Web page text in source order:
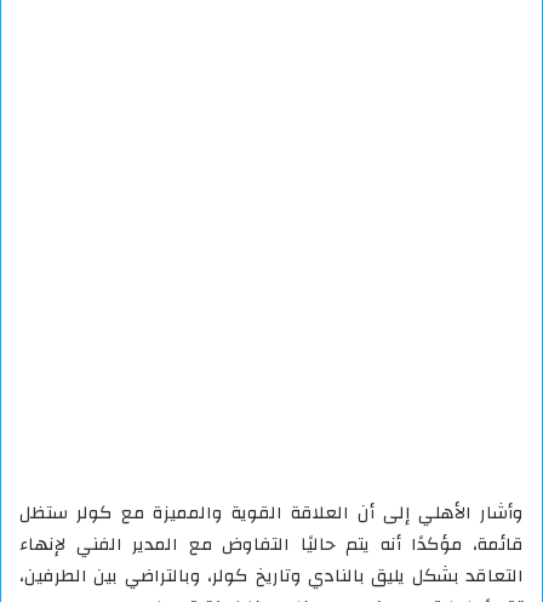
وأشار الأهلي إلى أن العلاقة القوية والمميزة مع كولر ستظل
قائمة، مؤكدًا أنه يتم حاليًا التفاوض مع المدير الفني لإنهاء
التعاقد بشكل يليق بالنادي وتاريخ كولر، وبالتراضي بين الطرفين،